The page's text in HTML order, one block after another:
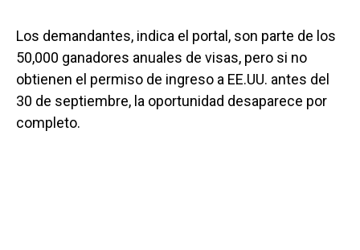
Los demandantes, indica el portal, son parte de los
50,000 ganadores anuales de visas, pero si no
obtienen el permiso de ingreso a EE.UU. antes del
30 de septiembre, la oportunidad desaparece por
completo.